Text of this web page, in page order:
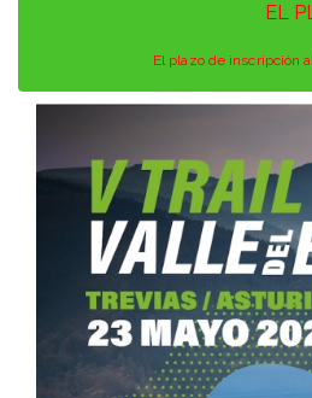
EL
El plazo de inscripción